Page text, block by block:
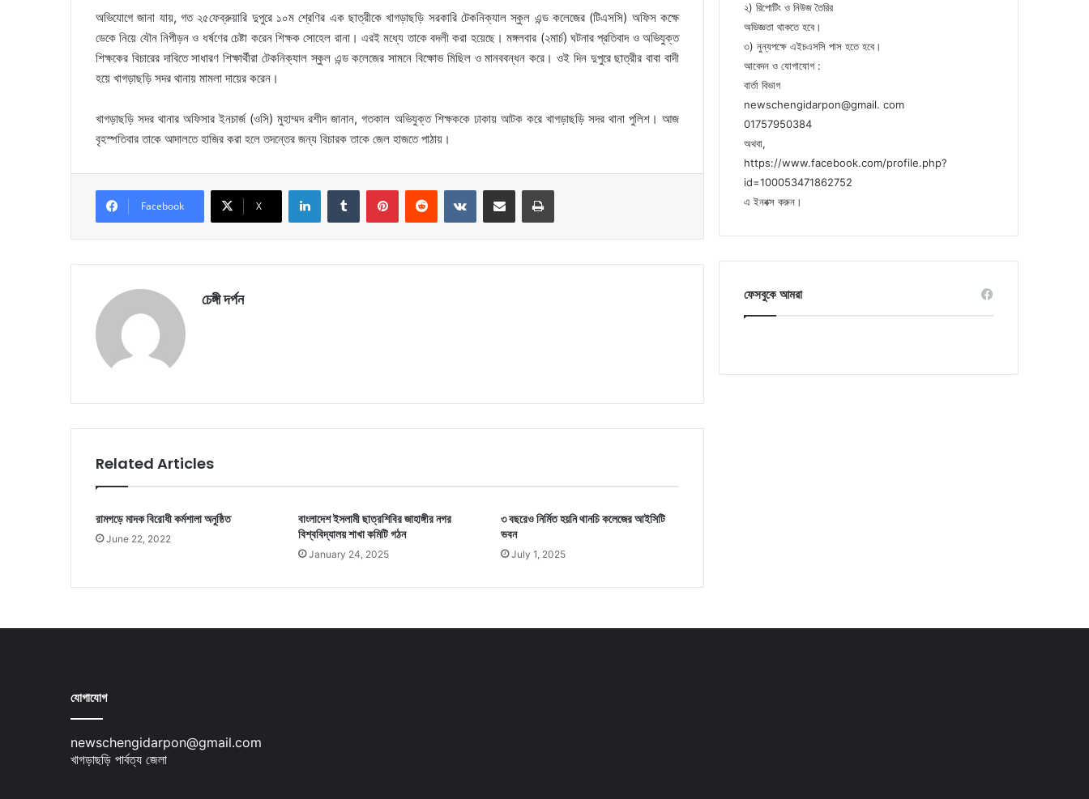
অভিযোগে জানা যায়, গত ২৫ফেব্রুয়ারি দুপুরে ১০ম শ্রেণির এক ছাত্রীকে খাগড়াছড়ি সরকারি টেকনিক্যাল স্কুল এন্ড কলেজের (টিএসসি) অফিস কক্ষে
ডেকে নিয়ে যৌন নিপীড়ন ও ধর্ষণের চেষ্টা করেন শিক্ষক সোহেল রানা। এরই মধ্যে তাকে বদলী করা হয়েছে। মঙ্গলবার (২মার্চ) ঘটনার প্রতিবাদ ও অভিযুক্ত
শিক্ষকের বিচারের দাবিতে সাধারণ শিক্ষার্থীরা টেকনিক্যাল স্কুল এন্ড কলেজের সামনে বিক্ষোভ মিছিল ও মানববন্ধন করে। ওই দিন দুপুরে ছাত্রীর বাবা বাদী
হয়ে খাগড়াছড়ি সদর থানায় মামলা দায়ের করেন।
খাগড়াছড়ি সদর থানার অফিসার ইনচার্জ (ওসি) মুহাম্মদ রশীদ জানান, গতকাল অভিযুক্ত শিক্ষককে ঢাকায় আটক করে খাগড়াছড়ি সদর থানা পুলিশ। আজ
বৃহস্পতিবার তাকে আদালতে হাজির করা হলে তদন্তের জন্য বিচারক তাকে জেল হাজতে পাঠায়।
Facebook X
LinkedInTumblr PinterestReddit VKontakteShare via Email Print
চেঙ্গী দর্পন
Related Articles
রামগড়ে মাদক বিরোধী কর্মশালা অনুষ্ঠিত
June 22, 2022
বাংলাদেশ ইসলামী ছাত্রশিবির জাহাঙ্গীর নগর
বিশ্ববিদ্যালয় শাখা কমিটি গঠন
January 24, 2025
৩ বছরেও নির্মিত হয়নি থানচি কলেজের আইসিটি
ভবন
July 1, 2025
২) রিপোটিং ও নিউজ তৈরির
অভিজ্ঞতা থাকতে হবে।
৩) নুন্যপক্ষে এইচএসসি পাস হতে হবে।
আবেদন ও যোগাযোগ :
বার্তা বিভাগ
newschengidarpon@gmail. com
01757950384
অথবা,
https://www.facebook.com/profile.php?
id=100053471862752
এ ইনবক্স করুন।
ফেসবুকে আমরা
যোগাযোগ
newschengidarpon@gmail.com
খাগড়াছড়ি পার্বত্য জেলা